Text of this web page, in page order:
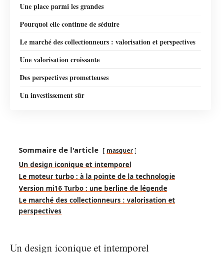
Une place parmi les grandes
Pourquoi elle continue de séduire
Le marché des collectionneurs : valorisation et perspectives
Une valorisation croissante
Des perspectives prometteuses
Un investissement sûr
Sommaire de l'article masquer
Un design iconique et intemporel
Le moteur turbo : à la pointe de la technologie
Version mi16 Turbo : une berline de légende
Le marché des collectionneurs : valorisation et
perspectives
Un design iconique et intemporel